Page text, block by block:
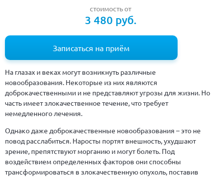
стоимость от
3 480 руб.
Записаться на приём
На глазах и веках могут возникнуть различные
новообразования. Некоторые из них являются
доброкачественными и не представляют угрозы для жизни. Но
часть имеет злокачественное течение, что требует
немедленного лечения.
Однако даже доброкачественные новообразования – это не
повод расслабиться. Наросты портят внешность, ухудшают
зрение, препятствуют морганию и могут болеть. Под
воздействием определенных факторов они способны
трансформироваться в злокачественную опухоль, поставив